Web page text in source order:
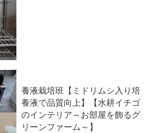
養液栽培班【ミドリムシ入り培
養液で品質向上】【水耕イチゴ
のインテリア～お部屋を飾るグ
リーンファーム～】